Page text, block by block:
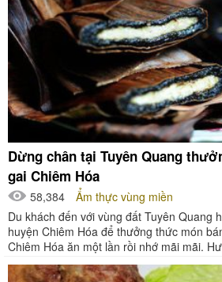
Dừng chân tại Tuyên Quang
gai Chiêm Hóa
58,384
Ẩm thực vùng miền
Du khách đến với vùng đất Tuyên Quang
huyện Chiêm Hóa để thưởng thức món
Chiêm Hóa ăn một lần rồi nhớ mãi mãi.